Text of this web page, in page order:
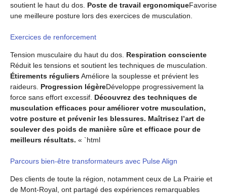
soutient le haut du dos. Poste de travail ergonomiqueFavorise
une meilleure posture lors des exercices de musculation.
Exercices de renforcement
Tension musculaire du haut du dos. Respiration consciente
Réduit les tensions et soutient les techniques de musculation.
Étirements réguliersAméliore la souplesse et prévient les
raideurs. Progression légèreDéveloppe progressivement la
force sans effort excessif. Découvrez des techniques de
musculation efficaces pour améliorer votre musculation,
votre posture et prévenir les blessures. Maîtrisez l’art de
soulever des poids de manière sûre et efficace pour de
meilleurs résultats. « `html
Parcours bien-être transformateurs avec Pulse Align
Des clients de toute la région, notamment ceux de La Prairie et
de Mont-Royal, ont partagé des expériences remarquables